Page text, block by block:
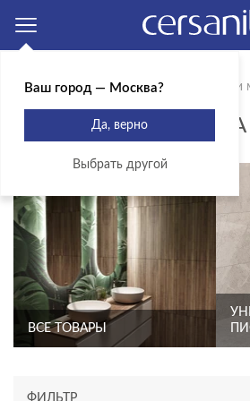
Главная Продукты Сантехника и
ВЫ ВЫБРАЛИ LORENA
ВСЕ ТОВАРЫ
ФИЛЬТР
Ваш город — Москва?
Да, верно
Выбрать другой